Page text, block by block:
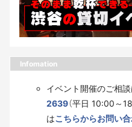
Infomation
イベント開催のご相談
2639（平日 10:00～
はこちらからお問い